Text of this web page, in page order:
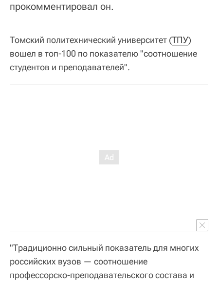
прокомментировал он.
Томский политехнический университет (ТПУ)
вошел в топ-100 по показателю "соотношение
студентов и преподавателей".
"Традиционно сильный показатель для многих
российских вузов — соотношение
профессорско-преподавательского состава и